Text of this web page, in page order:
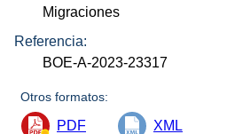
Migraciones
Referencia:
BOE-A-2023-23317
Otros formatos:
PDF XML